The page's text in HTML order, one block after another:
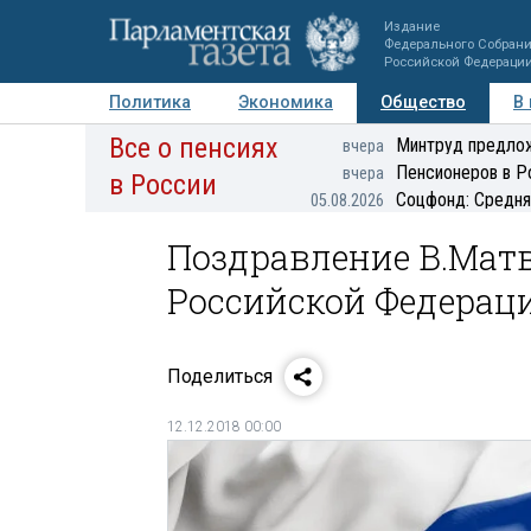
Издание
Федерального
Российской
Политика Экономика Общество
В
Авторы Персоны Мнения Регионы
Все о пенсиях
в России
вчера Минтруд
вчера Пенсионеров в
05.08.2026 Соцфонд:
Поздравление
Российской
Поделиться
12.12.2018 00:00